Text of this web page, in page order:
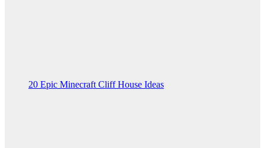
20 Epic Minecraft Cliff House Ideas